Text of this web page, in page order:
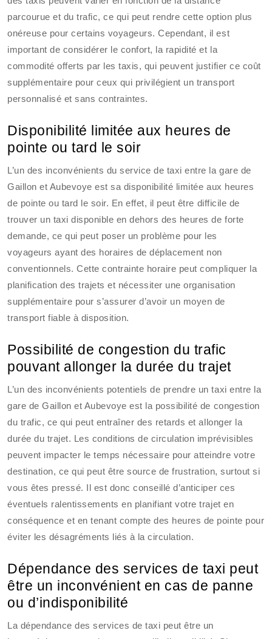
parcourue et du trafic, ce qui peut rendre cette option plus
onéreuse pour certains voyageurs. Cependant, il est
important de considérer le confort, la rapidité et la
commodité offerts par les taxis, qui peuvent justifier ce coût
supplémentaire pour ceux qui privilégient un transport
personnalisé et sans contraintes.
Disponibilité limitée aux heures de
pointe ou tard le soir
L’un des inconvénients du service de taxi entre la gare de
Gaillon et Aubevoye est sa disponibilité limitée aux heures
de pointe ou tard le soir. En effet, il peut être difficile de
trouver un taxi disponible en dehors des heures de forte
demande, ce qui peut poser un problème pour les
voyageurs ayant des horaires de déplacement non
conventionnels. Cette contrainte horaire peut compliquer la
planification des trajets et nécessiter une organisation
supplémentaire pour s’assurer d’avoir un moyen de
transport fiable à disposition.
Possibilité de congestion du trafic
pouvant allonger la durée du trajet
L’un des inconvénients potentiels de prendre un taxi entre la
gare de Gaillon et Aubevoye est la possibilité de congestion
du trafic, ce qui peut entraîner des retards et allonger la
durée du trajet. Les conditions de circulation imprévisibles
peuvent impacter le temps nécessaire pour atteindre votre
destination, ce qui peut être source de frustration, surtout si
vous êtes pressé. Il est donc conseillé d’anticiper ces
éventuels ralentissements en planifiant votre trajet en
conséquence et en tenant compte des heures de pointe pour
éviter les désagréments liés à la circulation.
Dépendance des services de taxi peut
être un inconvénient en cas de panne
ou d’indisponibilité
La dépendance des services de taxi peut être un